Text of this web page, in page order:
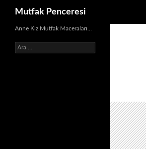
İçeriğe
Mutfak Penceresi
Anne Kız Mutfak Maceraları…
Arama: